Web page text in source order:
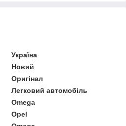
Україна
Новий
Оригінал
Легковий автомобіль
Omega
Opel